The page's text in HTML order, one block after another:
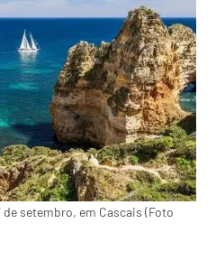
de setembro, em Cascais (Foto